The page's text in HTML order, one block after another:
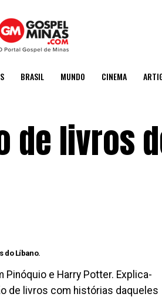
BRASIL MUNDO CINEMA
de livros
do Líbano.
e Harry Potter. Explica-
de livros com histórias daqueles